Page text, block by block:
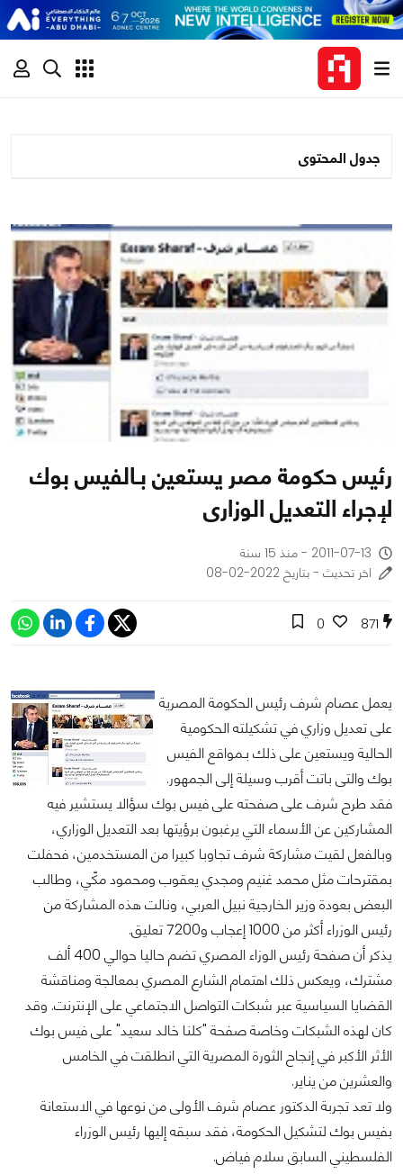
جدول المحتوى
رئيس حكومة مصر يستعين بـالفيس بوك
لإجراء التعديل الوزارى
2011-07-13 - منذ 15 سنة
اخر تحديث - بتاريخ 2022-02-08
871
0
يعمل عصام شرف رئيس الحكومة المصرية
على تعديل وزاري في تشكيلته الحكومية
الحالية ويستعين على ذلك بـمواقع الفيس
بوك والتى باتت أقرب وسيلة إلى الجمهور.
فقد طرح شرف على صفحته على فيس بوك سؤالا يستشير فيه
المشاركين عن الأسماء التي يرغبون برؤيتها بعد التعديل الوزاري،
وبالفعل لقيت مشاركة شرف تجاوبا كبيرا من المستخدمين، فحفلت
بمقترحات مثل محمد غنيم ومجدي يعقوب ومحمود مكّي، وطالب
البعض بعودة وزير الخارجية نبيل العربي، ونالت هذه المشاركة من
رئيس الوزراء أكثر من 1000 إعجاب و7200 تعليق.
يذكر أن صفحة رئيس الوزاء المصري تضم حاليا حوالي 400 ألف
مشترك، ويعكس ذلك اهتمام الشارع المصري بمعالجة ومناقشة
القضايا السياسية عبر شبكات التواصل الاجتماعي على الإنترنت. وقد
كان لهذه الشبكات وخاصة صفحة "كلنا خالد سعيد" على فيس بوك
الأثر الأكبر في إنجاح الثورة المصرية التي انطلقت في الخامس
والعشرين من يناير.
ولا تعد تجربة الدكتور عصام شرف الأولى من نوعها في الاستعانة
بفيس بوك لتشكيل الحكومة، فقد سبقه إليها رئيس الوزراء
الفلسطيني السابق سلام فياض.